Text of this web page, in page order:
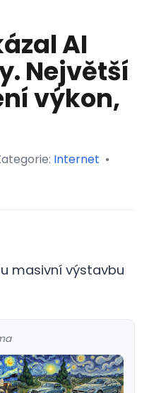
AI
Největší
výkon,
Internet •
masivní výstavbu